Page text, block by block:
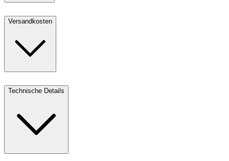
Versandkosten
Technische Details